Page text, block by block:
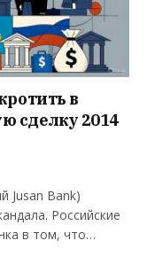
в
сделку 2014
Jusan Bank)
Российские
в том, что…